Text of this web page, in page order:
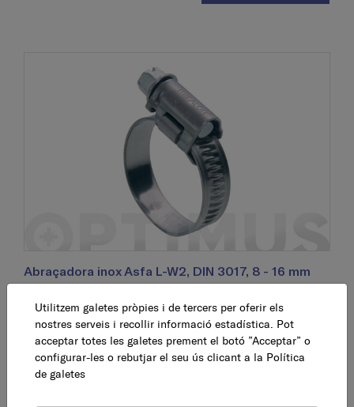
Abraçadora inox Asfa L-W2, DIN 3017, 8 - 16 mm
0,830 €
Utilitzem galetes pròpies i de tercers per oferir els
nostres serveis i recollir informació estadística. Pot
acceptar totes les galetes prement el botó ”Acceptar” o
configurar-les o rebutjar el seu ús clicant a la Política
de galetes